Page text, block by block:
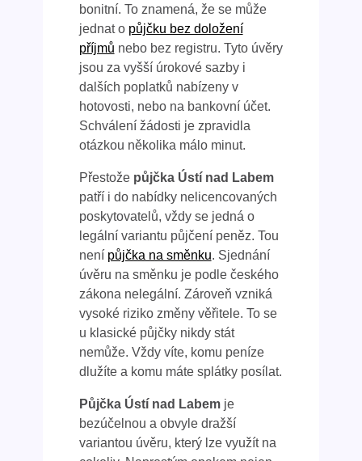
bonitní. To znamená, že se může
jednat o půjčku bez doložení
příjmů nebo bez registru. Tyto úvěry
jsou za vyšší úrokové sazby i
dalších poplatků nabízeny v
hotovosti, nebo na bankovní účet.
Schválení žádosti je zpravidla
otázkou několika málo minut.
Přestože půjčka Ústí nad Labem
patří i do nabídky nelicencovaných
poskytovatelů, vždy se jedná o
legální variantu půjčení peněz. Tou
není půjčka na směnku. Sjednání
úvěru na směnku je podle českého
zákona nelegální. Zároveň vzniká
vysoké riziko změny věřitele. To se
u klasické půjčky nikdy stát
nemůže. Vždy víte, komu peníze
dlužíte a komu máte splátky posílat.
Půjčka Ústí nad Labemje
bezúčelnou a obvyle dražší
variantou úvěru, který lze využít na